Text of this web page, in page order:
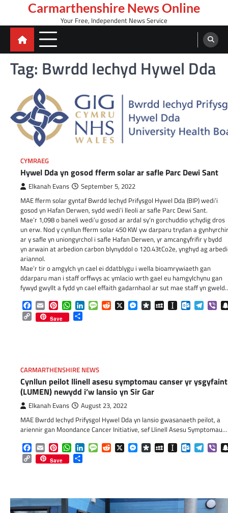
content
Carmarthenshire News Online
Your Free, Independent News Service
Tag: Bwrdd Iechyd Hywel Dda
CYMRAEG
Hywel Dda yn gosod fferm solar ar safle Parc Dewi Sant
Elkanah Evans September 5, 2022
MAE fferm solar gyntaf Bwrdd Iechyd Prifysgol Hywel Dda (BIP) wedi’i
gosod yn Hafan Derwen, sydd wedi’i lleoli ar safle Parc Dewi Sant.
Mae’r 1,098 o baneli wedi’u gosod ar ardal sy’n gorchuddio ychydig dros
un erw. Nod y cynllun fferm solar 450 KW yw darparu trydan a gynhyrchir
ar y safle yn uniongyrchol i safle Hafan Derwen, yr amcangyfrifir y bydd
yn arwain at arbedion carbon blynyddol o 120.43tCo2e, ynghyd ag
ariannol.
Mae’r tir o amgylch yn cael ei ddatblygu i wella bioamrywiaeth gan
ddarparu man i staff orffwys ac ymlacio wrth gael eu hamgylchynu gan
fywyd gwyllt a fydd yn cael effaith gadarnhaol ar sut mae staff yn
Facebook
EmailPinterestWhatsApp
LinkedInMessageReddit
X Messenger
DiasporaMySpaceInstapaper
Copy
Link
Save
CARMARTHENSHIRE NEWS
Cynllun peilot llinell asesu symptomau canser yr ysgyfaint
(LUMEN) newydd i’w lansio yn Sir Gar
Elkanah Evans August 23, 2022
MAE Bwrdd Iechyd Prifysgol Hywel Dda yn lansio gwasanaeth peilot, a
ariennir gan Moondance Cancer Initiative, sef Llinell Asesu Symptomau…
Facebook
EmailPinterestWhatsApp
LinkedInMessageReddit
X Messenger
DiasporaMySpaceInstapaper
Copy
Link
Save